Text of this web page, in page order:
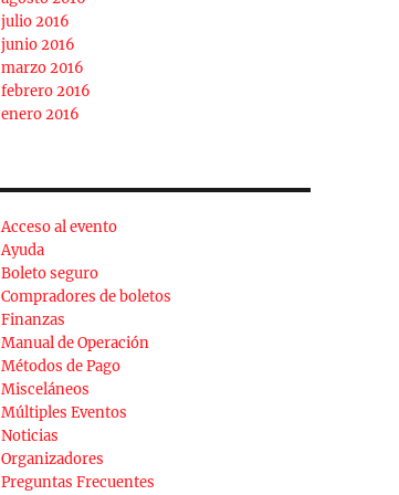
julio 2016
junio 2016
marzo 2016
febrero 2016
enero 2016
Acceso al evento
Ayuda
Boleto seguro
Compradores de boletos
Finanzas
Manual de Operación
Métodos de Pago
Misceláneos
Múltiples Eventos
Noticias
Organizadores
Preguntas Frecuentes